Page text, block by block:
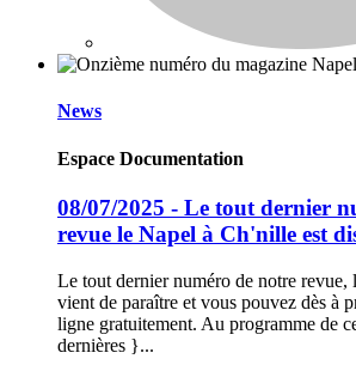
News
Espace Documentation
08/07/2025 - Le tout dernier
revue le Napel à Ch'nille est
Le tout dernier numéro de notre revue,
vient de paraître et vous pouvez dès à
ligne gratuitement. Au programme de
dernières }...